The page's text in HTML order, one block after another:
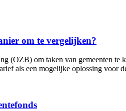
om te vergelijken?
(OZB) om taken van gemeenten
als een mogelijke oplossing voor